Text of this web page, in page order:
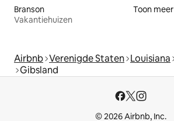
Branson
Vakantiehuizen
Toon meer
Airbnb Verenigde Staten Louisiana
Gibsland
© 2026 Airbnb, Inc.